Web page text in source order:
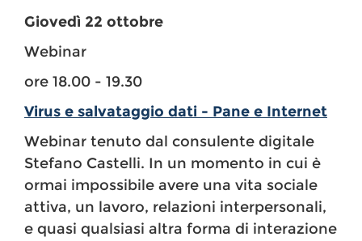
Giovedì 22 ottobre
Webinar
ore 18.00 - 19.30
Virus e salvataggio dati - Pane e Internet
Webinar tenuto dal consulente digitale
Stefano Castelli. In un momento in cui è
ormai impossibile avere una vita sociale
attiva, un lavoro, relazioni interpersonali,
e quasi qualsiasi altra forma di interazione